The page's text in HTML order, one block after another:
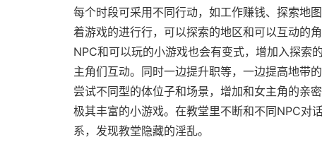
每个时段可采用不同行动，如工作赚钱、探索地
着游戏的进行行，可以探索的地区和可以互动的
NPC和可以玩的小游戏也会有变式，增加入探索
主角们互动。同时一边提升职等，一边提高地带
尝试不同型的体位子和场景，增加和女主角的亲
极其丰富的小游戏。在教堂里不断和不同NPC对
系，发现教堂隐藏的淫乱。